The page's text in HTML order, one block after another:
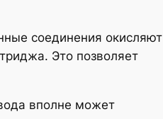
соединения окисляют
Это позволяет
вполне может